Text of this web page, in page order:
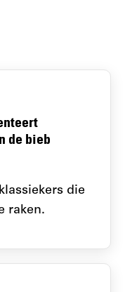
de bieb
die
raken.